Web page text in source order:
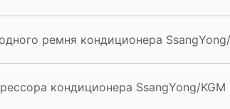
ремня кондиционера
кондиционера SsangYong/KGM